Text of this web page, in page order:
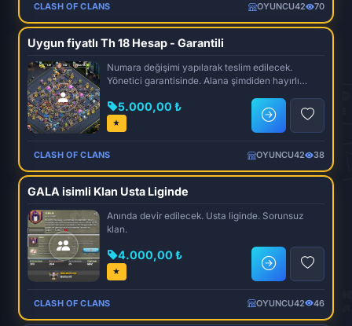
CLASH OF CLANS OYUNCU42 70
Uygun fiyatlı Th 18 Hesap - Garantili
Numara değişimi yapılarak teslim edilecek.
Yönetici garantisinde. Alana şimdiden hayırlı
5.000,00 ₺
★
CLASH OF CLANS OYUNCU42 38
GALA isimli Klan Usta Liginde
Anında devir edilecek. Usta liginde. Sorunsuz
klan.
4.000,00 ₺
★
CLASH OF CLANS OYUNCU42 46